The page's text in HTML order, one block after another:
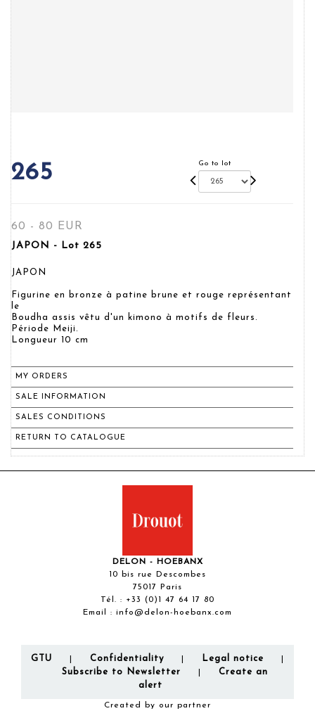
265 Go to lot
60 - 80 EUR
JAPON - Lot 265
JAPON
Figurine en bronze à patine brune et rouge représentant
le
Boudha assis vêtu d'un kimono à motifs de fleurs.
Période Meiji.
Longueur 10 cm
MY ORDERS
SALE INFORMATION
SALES CONDITIONS
RETURN TO CATALOGUE
DELON - HOEBANX
10 bis rue Descombes
75017 Paris
Tél. : +33 (0)1 47 64 17 80
Email : info@delon-hoebanx.com
GTU Confidentiality Legal notice
Subscribe to Newsletter
Create an
alert
Created by our partner